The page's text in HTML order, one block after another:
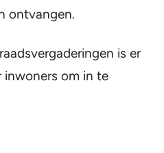
ontvangen.
is er
inwoners om in te